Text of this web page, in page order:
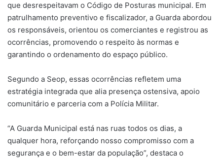
que desrespeitavam o Código de Posturas municipal. Em
patrulhamento preventivo e fiscalizador, a Guarda abordou
os responsáveis, orientou os comerciantes e registrou as
ocorrências, promovendo o respeito às normas e
garantindo o ordenamento do espaço público.
Segundo a Seop, essas ocorrências refletem uma
estratégia integrada que alia presença ostensiva, apoio
comunitário e parceria com a Polícia Militar.
“A Guarda Municipal está nas ruas todos os dias, a
qualquer hora, reforçando nosso compromisso com a
segurança e o bem-estar da população”, destaca o